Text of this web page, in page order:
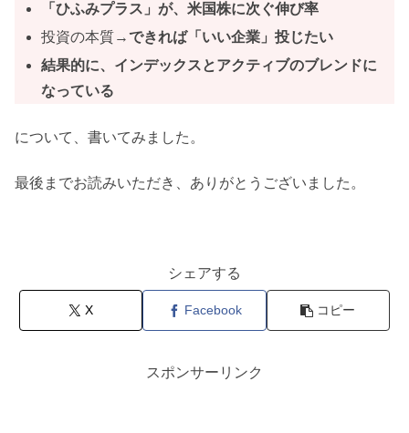
「ひふみプラス」が、米国株に次ぐ伸び率
投資の本質→できれば「いい企業」投じたい
結果的に、インデックスとアクティブのブレンドに
なっている
について、書いてみました。
最後までお読みいただき、ありがとうございました。
シェアする
X Facebook コピー
スポンサーリンク